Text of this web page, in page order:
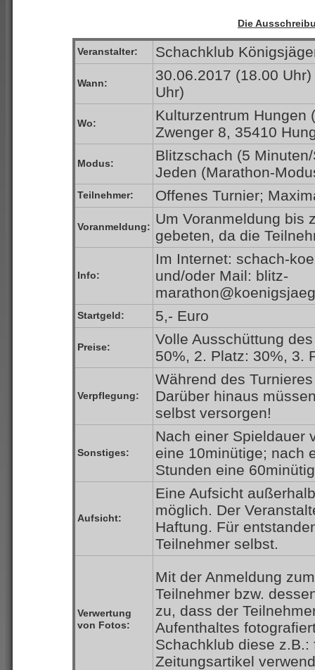
Die
Veranstalter: Schachklub
Wann:
30.06.2017 (18.00
Uhr)
Wo:
Kulturzentrum Hungen
Zwenger 8, 35410
Modus:
Blitzschach (5
Jeden (Marathon-
Teilnehmer: Offenes Turnier;
Voranmeldung: Um Voranmeldung bis
gebeten, da die
Info:
Im Internet: schach-
und/oder Mail: blitz-
Startgeld: 5,- Euro
Preise:
Volle Ausschüttung
50%, 2. Platz: 30%, 3.
Verpflegung:
Während des
Darüber hinaus
selbst versorgen!
Sonstiges:
Nach einer Spieldauer
eine 10minütige; nach
Stunden eine
Aufsicht:
Eine Aufsicht
möglich. Der
Haftung. Für
Teilnehmer selbst.
Verwertung
von Fotos:
Mit der Anmeldung
Teilnehmer bzw.
zu, dass der
Aufenthaltes
Schachklub diese
Zeitungsartikel